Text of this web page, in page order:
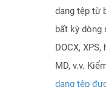
dạng tệp từ
bất kỳ dòng
DOCX, XPS,
MD, v.v.
dạng tệp